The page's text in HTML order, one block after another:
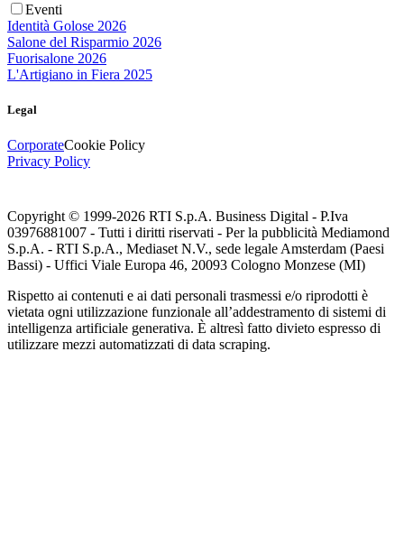
Eventi
Identità Golose 2026
Salone del Risparmio 2026
Fuorisalone 2026
L'Artigiano in Fiera 2025
Legal
CorporateCookie Policy
Privacy Policy
Copyright © 1999-2026 RTI S.p.A. Business Digital - P.Iva
03976881007 - Tutti i diritti riservati - Per la pubblicità Mediamond
S.p.A. - RTI S.p.A., Mediaset N.V., sede legale Amsterdam (Paesi
Bassi) - Uffici Viale Europa 46, 20093 Cologno Monzese (MI)
Rispetto ai contenuti e ai dati personali trasmessi e/o riprodotti è
vietata ogni utilizzazione funzionale all’addestramento di sistemi di
intelligenza artificiale generativa. È altresì fatto divieto espresso di
utilizzare mezzi automatizzati di data scraping.